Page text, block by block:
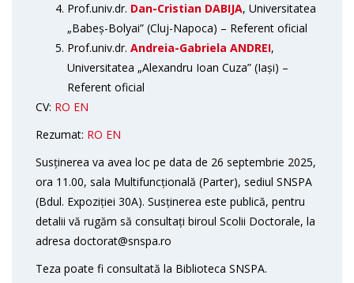
Prof.univ.dr. Dan-Cristian DABIJA, Universitatea
„Babeș-Bolyai” (Cluj-Napoca) – Referent oficial
Prof.univ.dr. Andreia-Gabriela ANDREI,
Universitatea „Alexandru Ioan Cuza” (Iași) –
Referent oficial
CV: RO EN
Rezumat: RO EN
Susținerea va avea loc pe data de 26 septembrie 2025,
ora 11.00, sala Multifuncțională (Parter), sediul SNSPA
(Bdul. Expoziției 30A). Susținerea este publică, pentru
detalii vă rugăm să consultați biroul Scolii Doctorale, la
adresa doctorat@snspa.ro
Teza poate fi consultată la Biblioteca SNSPA.